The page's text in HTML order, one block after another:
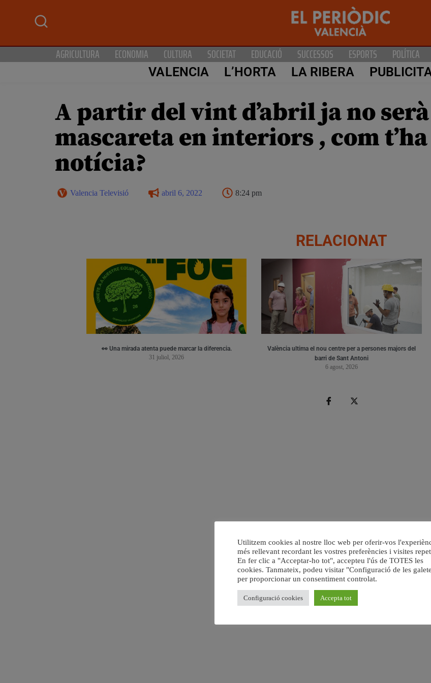
AGRICULTURA ECONOMIA CULTURA SOCIETAT EDUCACIÓ SUCCESSOS ESPORTS POLÍTICA
VALENCIA L’HORTA LA RIBERA
A partir del vint d’abril ja no
mascareta en interiors , com
notícia?
Valencia Televisió abril 6, 2022 8:24 pm
RELACIONAT
👀 Una mirada atenta puede marcar la diferencia.
31 juliol, 2026
València ultima el nou centre per a persones majors del
barri de Sant Antoni
6 agost, 2026
Utilitzem cookies al nostre lloc web per oferir-vos
més rellevant recordant les vostres preferències i visites
En fer clic a "Acceptar-ho tot", accepteu l'ús de TOTES les
cookies. Tanmateix, podeu visitar "Configuració de les
per proporcionar un consentiment controlat.
Configuració cookies Accepta tot